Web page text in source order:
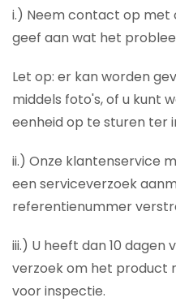
i.) Neem contact op met
geef aan wat het
Let op: er kan worden
middels foto's, of u kunt
eenheid op te sturen ter
ii.) Onze klantenservice
een serviceverzoek
referentienummer
iii.) U heeft dan 10
verzoek om het product
voor inspectie.